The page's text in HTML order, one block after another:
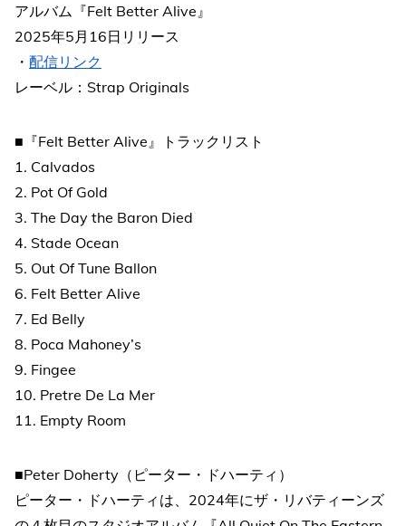
アルバム『Felt Better Alive』
2025年5月16日リリース
・ 配信リンク
レーベル：Strap Originals
■『Felt Better Alive』トラックリスト
1. Calvados
2. Pot Of Gold
3. The Day the Baron Died
4. Stade Ocean
5. Out Of Tune Ballon
6. Felt Better Alive
7. Ed Belly
8. Poca Mahoney’s
9. Fingee
10. Pretre De La Mer
11. Empty Room
■Peter Doherty（ピーター・ドハーティ）
ピーター・ドハーティは、2024年にザ・リバティーンズ